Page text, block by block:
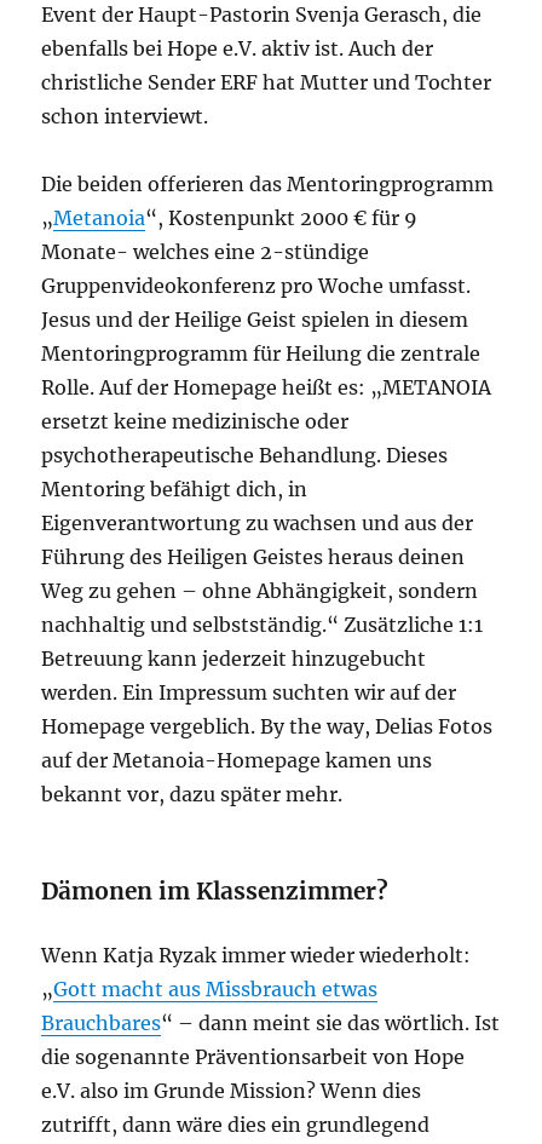
Event der Haupt-Pastorin Svenja Gerasch, die
ebenfalls bei Hope e.V. aktiv ist. Auch der
christliche Sender ERF hat Mutter und Tochter
schon interviewt.
Die beiden offerieren das Mentoringprogramm
„Metanoia“, Kostenpunkt 2000 € für 9
Monate- welches eine 2-stündige
Gruppenvideokonferenz pro Woche umfasst.
Jesus und der Heilige Geist spielen in diesem
Mentoringprogramm für Heilung die zentrale
Rolle. Auf der Homepage heißt es: „METANOIA
ersetzt keine medizinische oder
psychotherapeutische Behandlung. Dieses
Mentoring befähigt dich, in
Eigenverantwortung zu wachsen und aus der
Führung des Heiligen Geistes heraus deinen
Weg zu gehen – ohne Abhängigkeit, sondern
nachhaltig und selbstständig.“ Zusätzliche 1:1
Betreuung kann jederzeit hinzugebucht
werden. Ein Impressum suchten wir auf der
Homepage vergeblich. By the way, Delias Fotos
auf der Metanoia-Homepage kamen uns
bekannt vor, dazu später mehr.
Dämonen im Klassenzimmer?
Wenn Katja Ryzak immer wieder wiederholt:
„Gott macht aus Missbrauch etwas
Brauchbares“ – dann meint sie das wörtlich. Ist
die sogenannte Präventionsarbeit von Hope
e.V. also im Grunde Mission? Wenn dies
zutrifft, dann wäre dies ein grundlegend